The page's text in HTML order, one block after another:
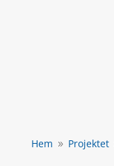
Hem 9 Projektet